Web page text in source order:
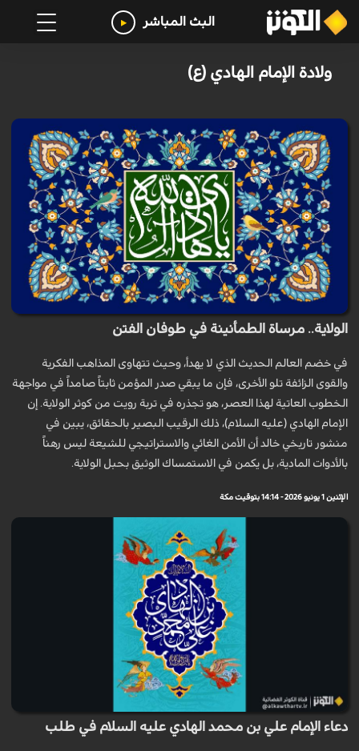
البث المباشر
ولادة الإمام الهادي (ع)
الولاية.. مرساة الطمأنينة في طوفان الفتن
في خضم العالم الحديث الذي لا يهدأ، وحيث تتهاوى المذاهب الفكرية
والقوى الزائفة تلو الأخرى، فإن ما يبقي صدر المؤمن ثابتاً صامداً في مواجهة
الخطوب العاتية لهذا العصر، هو تجذره في تربة رويت من كوثر الولاية. إن
الإمام الهادي (عليه السلام)، ذلك الرقيب البصير بالحقائق، يبين في
منشور تاريخي خالد أن الأمن الغائي والاستراتيجي للشيعة ليس رهناً
بالأدوات المادية، بل يكمن في الاستمساك الوثيق بحبل الولاية.
الإثنين 1 يونيو 2026 - 14:14 بتوقيت مكة
دعاء الإمام علي بن محمد الهادي عليه السلام في طلب